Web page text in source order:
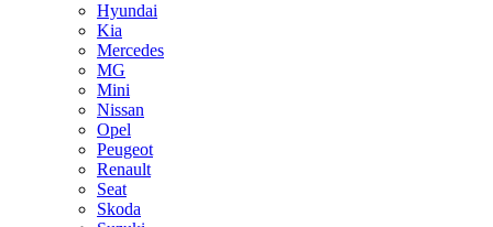
Hyundai
Kia
Mercedes
MG
Mini
Nissan
Opel
Peugeot
Renault
Seat
Skoda